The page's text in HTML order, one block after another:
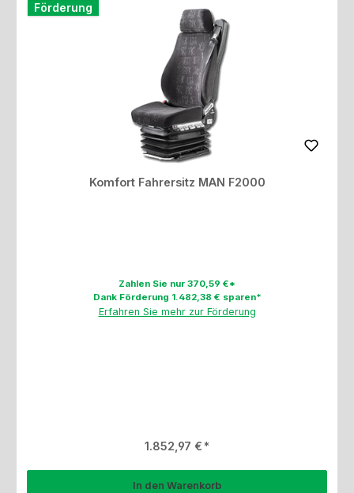
Förderung
Komfort Fahrersitz MAN F2000
Zahlen Sie nur 370,59 €*
Dank Förderung 1.482,38 € sparen*
Erfahren Sie mehr zur Förderung
Regulärer Preis:
1.852,97 €
In den Warenkorb